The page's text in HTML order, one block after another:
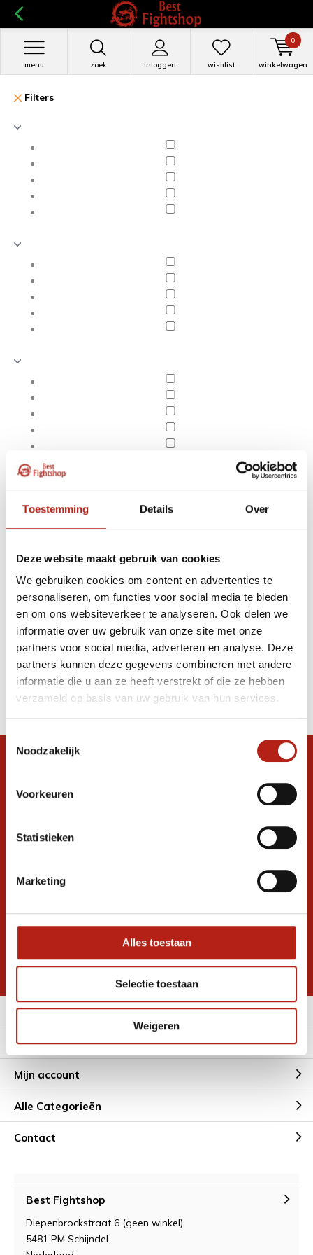
Toestemming Details Over
Deze website maakt gebruik van cookies
We gebruiken cookies om content en advertenties te
personaliseren, om functies voor social media te bieden
en om ons websiteverkeer te analyseren. Ook delen we
informatie over uw gebruik van onze site met onze
partners voor social media, adverteren en analyse. Deze
partners kunnen deze gegevens combineren met andere
informatie die u aan ze heeft verstrekt of die ze hebben
verzameld op basis van uw gebruik van hun services.
Toestemmingsselectie
Noodzakelijk
Voorkeuren
Statistieken
Marketing
Alles toestaan
Selectie toestaan
Weigeren
zoek inloggen
menu wishlist winkelwagen
0
Filters
Apply filters
Producten getagd met
Axis dames
bokshandschoenen zwart/paars
Producten
Filter
Stel je vraag in de chat, en we helpen je
graag verder. 24/7
Volg ons
promoties
* Lees hier de wettelijke beperkingen
Meer informatie
Klantenservice
Mijn account
Alle Categorieën
Contact
Best Fightshop
Diepenbrockstraat 6 (geen winkel)
5481 PM Schijndel